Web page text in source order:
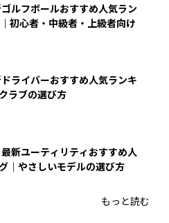
ルフボールおすすめ人気ラン
初心者・中級者・上級者向け
ライバーおすすめ人気ランキ
ラブの選び方
最新ユーティリティおすすめ人
｜やさしいモデルの選び方
もっと読む